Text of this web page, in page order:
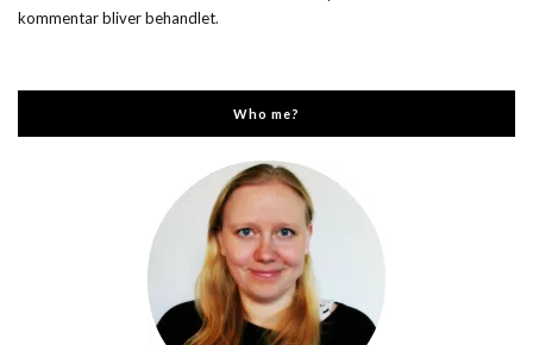
kommentar bliver behandlet.
Who me?